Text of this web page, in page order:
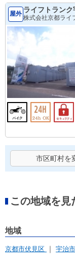
屋外 ライフトランク
株式会社京都ラ
市区町村を
この地域を見
地域
京都市伏見区 宇治市